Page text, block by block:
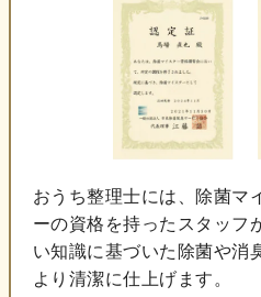
おうち整理士には、除菌マ
ーの資格を持ったスタッフ
い知識に基づいた除菌や消
より清潔に仕上げます。